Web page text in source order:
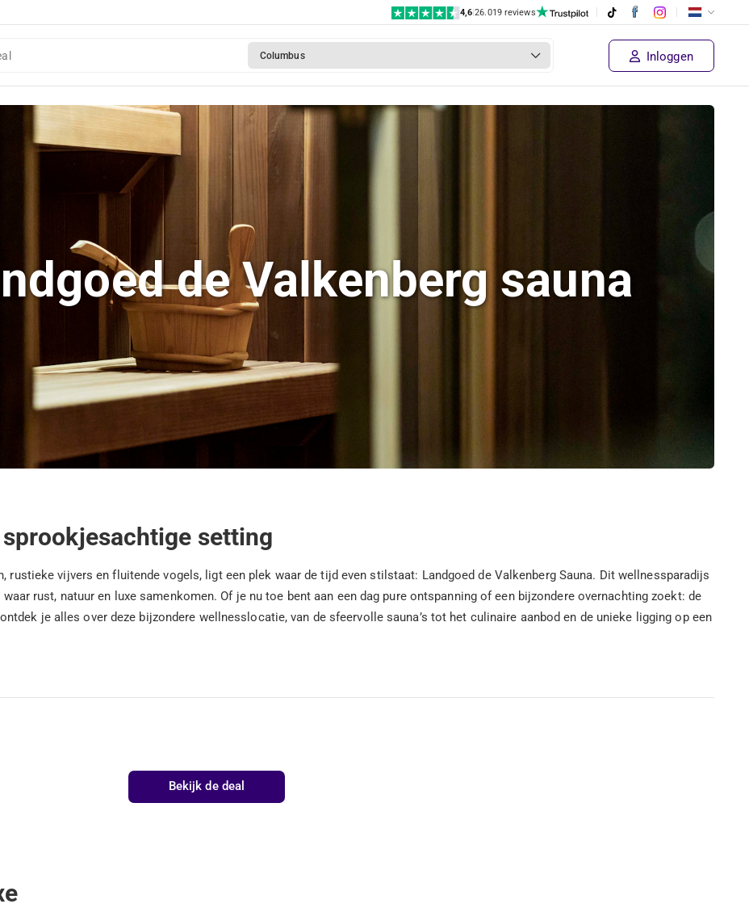
4,6|26.019 reviews
Columbus Inloggen
de Valkenberg sauna
setting
rustieke vijvers en fluitende vogels, ligt een plek waar de tijd even stilstaat: Landgoed de Valkenberg Sauna. Dit wellnessparadijs
rust, natuur en luxe samenkomen. Of je nu toe bent aan een dag pure ontspanning of een bijzondere overnachting zoekt: de
je alles over deze bijzondere wellnesslocatie, van de sfeervolle sauna’s tot het culinaire aanbod en de unieke ligging op een
Bekijk de deal